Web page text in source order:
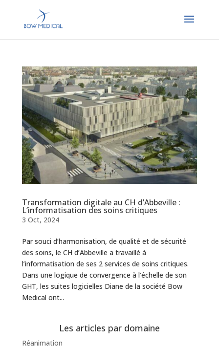
Transformation digitale au CH d’Abbeville :
L’informatisation des soins critiques
3 Oct, 2024
Par souci d’harmonisation, de qualité et de sécurité
des soins, le CH d’Abbeville a travaillé à
l’informatisation de ses 2 services de soins critiques.
Dans une logique de convergence à l’échelle de son
GHT, les suites logicielles Diane de la société Bow
Medical ont...
Les articles par domaine
Réanimation